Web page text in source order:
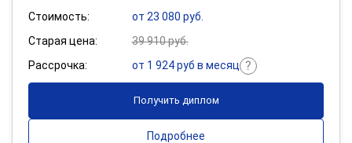
Стоимость:
от 23 080 руб.
Старая цена:
39 910 руб.
Рассрочка:
от 1 924 руб в месяц
Получить диплом
Подробнее